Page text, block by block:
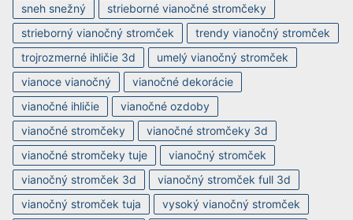
sneh snežný
strieborné vianočné stromčeky
strieborný vianočný stromček
trendy vianočný stromček
trojrozmerné ihličie 3d
umelý vianočný stromček
vianoce vianočný
vianočné dekorácie
vianočné ihličie
vianočné ozdoby
vianočné stromčeky
vianočné stromčeky 3d
vianočné stromčeky tuje
vianočný stromček
vianočný stromček 3d
vianočný stromček full 3d
vianočný stromček tuja
vysoký vianočný stromček